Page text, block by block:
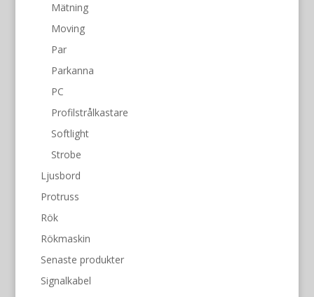
Mätning
Moving
Par
Parkanna
PC
Profilstrålkastare
Softlight
Strobe
Ljusbord
Protruss
Rök
Rökmaskin
Senaste produkter
Signalkabel